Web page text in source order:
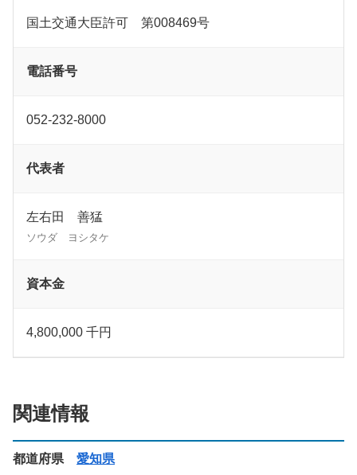
国土交通大臣許可 第008469号
電話番号
052-232-8000
代表者
左右田 善猛
ソウダ ヨシタケ
資本金
4,800,000 千円
関連情報
都道府県 愛知県